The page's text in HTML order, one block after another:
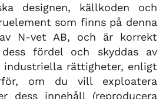
designen, källkoden och
som finns på denna
N-vet AB, och är korrekt
fördel och skyddas av
rättigheter, enligt
om du vill exploatera
dess innehåll (reproducera